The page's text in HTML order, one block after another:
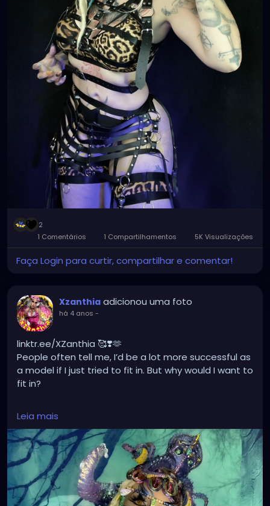
2
1 Comentários
1 Compartilhamentos 5K Visualizações
Faça Login para curtir, compartilhar e comentar!
Xzanthia adicionou uma foto
há 4 anos -
linktr.ee/XZanthia 🥰❣️🫶
People often tell me, I’d be a lot more successful as
a model if I just tried to fit in. But why would I want to
fit in?
#gothboy#scene #darkart#piercings#cosplay
#gothicgirl
#tattoos #emoboy#creepy
#darkaesthetic #postpunk#darkness
#grungeaesthetic#anime#metalgirl#rave
Leia mais